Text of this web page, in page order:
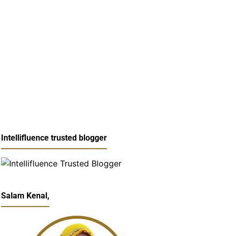
Intellifluence trusted blogger
Salam Kenal,